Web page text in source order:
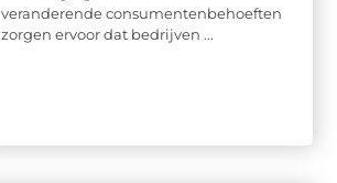
veranderende consumentenbehoeften
zorgen ervoor dat bedrijven ...